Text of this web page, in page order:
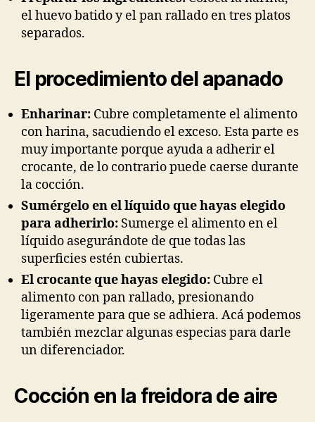
el huevo batido y el pan rallado en tres platos
separados.
El procedimiento del apanado
Enharinar: Cubre completamente el alimento
con harina, sacudiendo el exceso. Esta parte es
muy importante porque ayuda a adherir el
crocante, de lo contrario puede caerse durante
la cocción.
Sumérgelo en el líquido que hayas elegido
para adherirlo: Sumerge el alimento en el
líquido asegurándote de que todas las
superficies estén cubiertas.
El crocante que hayas elegido: Cubre el
alimento con pan rallado, presionando
ligeramente para que se adhiera. Acá podemos
también mezclar algunas especias para darle
un diferenciador.
Cocción en la freidora de aire